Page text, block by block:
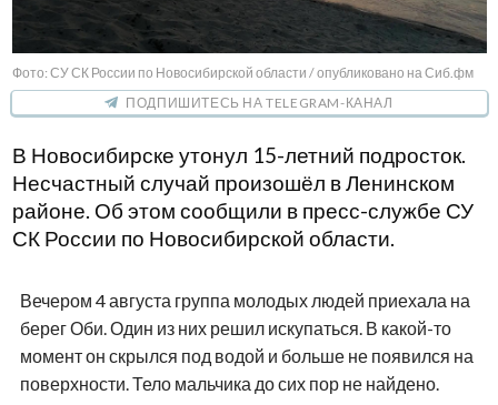
Фото: СУ СК России по Новосибирской области / опубликовано на Сиб.фм
ПОДПИШИТЕСЬ НА TELEGRAM-КАНАЛ
В Новосибирске утонул 15-летний подросток.
Несчастный случай произошёл в Ленинском
районе. Об этом сообщили в пресс-службе СУ
СК России по Новосибирской области.
Вечером 4 августа группа молодых людей приехала на
берег Оби. Один из них решил искупаться. В какой-то
момент он скрылся под водой и больше не появился на
поверхности. Тело мальчика до сих пор не найдено.